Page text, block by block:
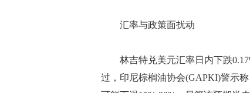
汇率与政策面扰动
林吉特兑美元汇率日内下跌
过，印尼棕榈油协会(GAPKI)警示